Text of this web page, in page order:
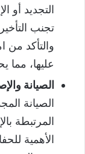
التجديد أو
تجنب
والتأكد من
عليها، مما
الصيانة
الصيانة
المرتبطة
الأهمية